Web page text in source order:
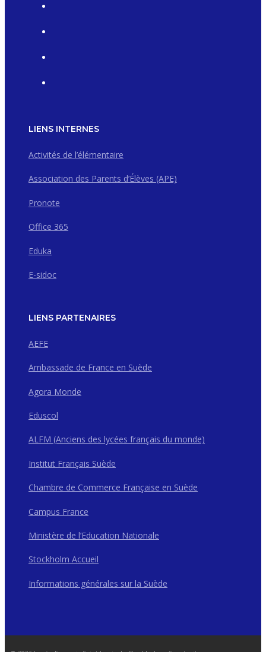
LIENS INTERNES
Activités de l’élémentaire
Association des Parents d’Élèves (APE)
Pronote
Office 365
Eduka
E-sidoc
LIENS PARTENAIRES
AEFE
Ambassade de France en Suède
Agora Monde
Eduscol
ALFM (Anciens des lycées français du monde)
Institut Français Suède
Chambre de Commerce Française en Suède
Campus France
Ministère de l’Education Nationale
Stockholm Accueil
Informations générales sur la Suède